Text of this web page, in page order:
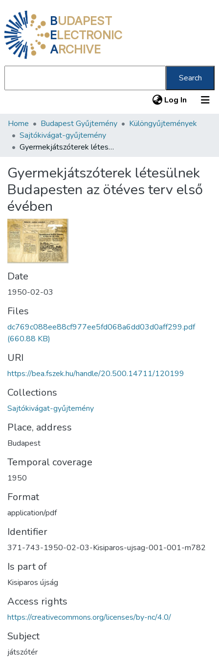
BUDAPEST
ELECTRONIC
ARCHIVE
Search
Log In (current)
Communities & Collections
All of DSpace
About us
Home Budapest Gyűjtemény
Különgyűjtemények
Sajtókivágat-gyűjtemény
Gyermekjátszóterek létesülnek Budapesten az ötéves terv első évében
Gyermekjátszóterek létesülnek
Budapesten az ötéves terv első
évében
Date
1950-02-03
Files
dc769c088ee88cf977ee5fd068a6dd03d0aff299.pdf
(660.88 KB)
URI
https://bea.fszek.hu/handle/20.500.14711/120199
Collections
Sajtókivágat-gyűjtemény
Place, address
Budapest
Temporal coverage
1950
Format
application/pdf
Identifier
371-743-1950-02-03-Kisiparos-ujsag-001-001-m782
Is part of
Kisiparos újság
Access rights
https://creativecommons.org/licenses/by-nc/4.0/
Subject
játszótér